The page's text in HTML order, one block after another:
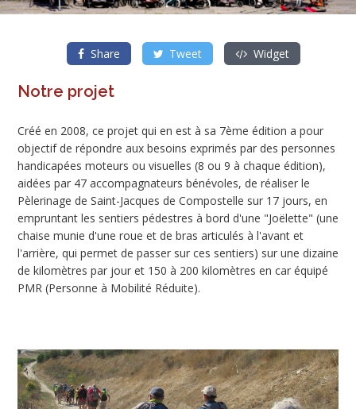
Share Tweet Widget
Notre projet
Créé en 2008, ce projet qui en est à sa 7ème édition a pour
objectif de répondre aux besoins exprimés par des personnes
handicapées moteurs ou visuelles (8 ou 9 à chaque édition),
aidées par 47 accompagnateurs bénévoles, de réaliser le
Pèlerinage de Saint-Jacques de Compostelle sur 17 jours, en
empruntant les sentiers pédestres à bord d'une "Joëlette" (une
chaise munie d'une roue et de bras articulés à l'avant et
l'arrière, qui permet de passer sur ces sentiers) sur une dizaine
de kilomètres par jour et 150 à 200 kilomètres en car équipé
PMR (Personne à Mobilité Réduite).